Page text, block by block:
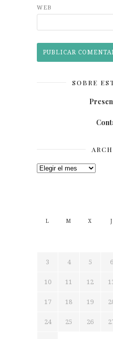
WEB
SOBRE
Archivos
L M X J
3 4 5 6
10 11 12
17 18 19
24 25 26